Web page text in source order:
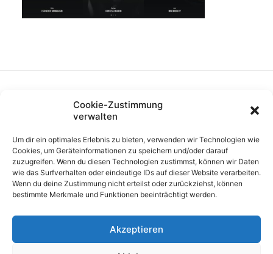
Cookie-Zustimmung
verwalten
Um dir ein optimales Erlebnis zu bieten, verwenden wir Technologien wie
Cookies, um Geräteinformationen zu speichern und/oder darauf
zuzugreifen. Wenn du diesen Technologien zustimmst, können wir Daten
wie das Surfverhalten oder eindeutige IDs auf dieser Website verarbeiten.
Wenn du deine Zustimmung nicht erteilst oder zurückziehst, können
bestimmte Merkmale und Funktionen beeinträchtigt werden.
Akzeptieren